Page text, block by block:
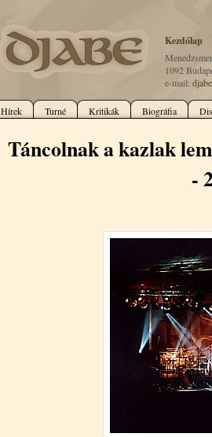
Kezdőlap
1092
e-mail:
Hírek Turné Kritikák Biográfia
Táncolnak a kazlak
-